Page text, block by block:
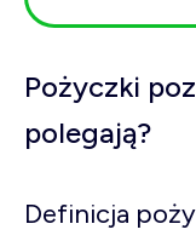
Pożyczki
polegają?
Definicja